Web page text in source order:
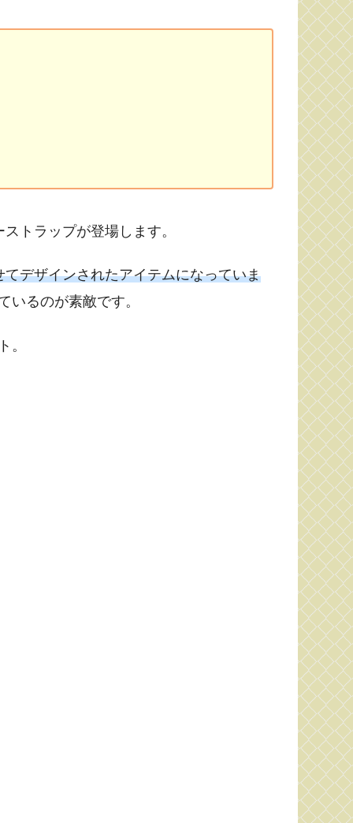
トラップが登場します。
デザインされたアイテムになっていま
るのが素敵です。
。